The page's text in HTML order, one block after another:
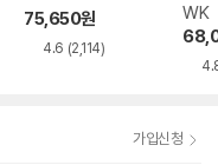
75,650원
4.6 (2,114)
WK
가입신청